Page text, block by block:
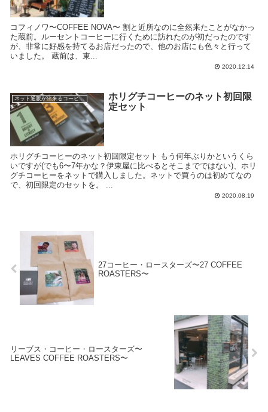
コフィノワ〜COFFEE NOVA〜 割と近所なのに全然来たことがなかっ
た蔵前。ルーセントコーヒーに行くために訪れたのが初だったのです
が、非常に好感を持てるお店だったので、他のお店にも色々と行って
いました。 蔵前は、東...
2020.12.14
ネット通販が出来るコーヒー屋
ホリグチコーヒーのネット初回限
定セット
ホリグチコーヒーのネット初回限定セット もう何年ぶりかというくら
いですが(でも6〜7年かな？伊東屋に比べるとそこまでではない)、ホリ
グチコーヒーをネットで購入しました。ネットで買うのは初めてなの
で、初回限定のセットを。 ...
2020.08.19
27コーヒー・ロースターズ〜27 COFFEE
ROASTERS〜
リーブス・コーヒー・ロースターズ〜
LEAVES COFFEE ROASTERS〜